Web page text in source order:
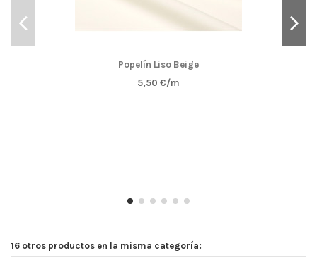
Popelín Liso Beige
5,50 €/m
16 otros productos en la misma categoría: